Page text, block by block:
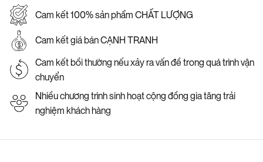
Cam kết 100% sản phẩm CHẤT LƯỢNG
Cam kết giá bán CẠNH TRANH
Cam kết bồi thường nếu xảy ra vấn đề trong quá trình vận
chuyển
Nhiều chương trình sinh hoạt cộng đồng gia tăng trải
nghiệm khách hàng